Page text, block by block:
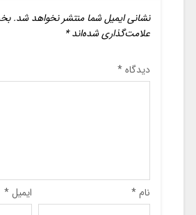
نشانی ایمیل شما منتشر نخواهد شد.
علامت‌گذاری شده‌اند*
دیدگاه*
نام* ایمیل*